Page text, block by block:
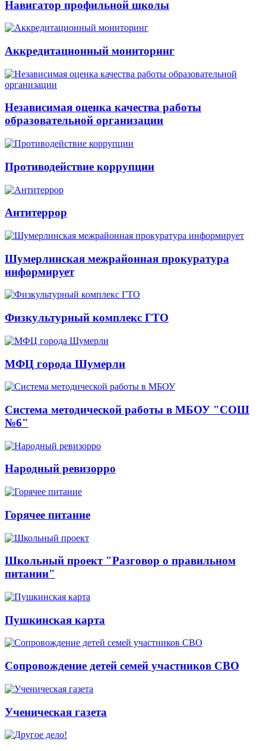
Навигатор профильной школы
Аккредитационный мониторинг
Независимая оценка качества работы
образовательной организации
Противодействие коррупции
Антитеррор
Шумерлинская межрайонная прокуратура
информирует
Физкультурный комплекс ГТО
МФЦ города Шумерли
Система методической работы в МБОУ "СОШ
№6"
Народный ревизорро
Горячее питание
Школьный проект "Разговор о правильном
питании"
Пушкинская карта
Сопровождение детей семей участников СВО
Ученическая газета